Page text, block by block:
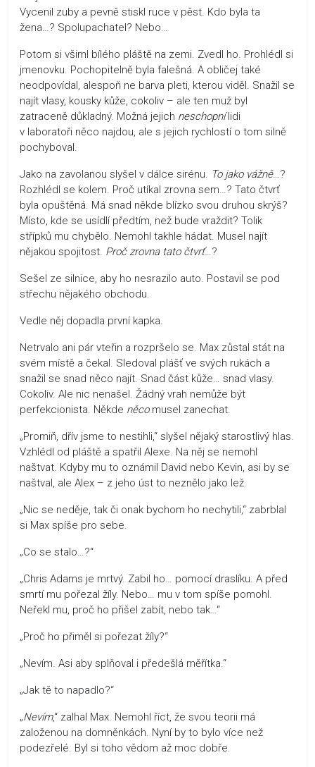
Vycenil zuby a pevně stiskl ruce v pěst. Kdo byla ta
žena…? Spolupachatel? Nebo…
Potom si všiml bílého pláště na zemi. Zvedl ho. Prohlédl si
jmenovku. Pochopitelně byla falešná. A obličej také
neodpovídal, alespoň ne barva pleti, kterou viděl. Snažil se
najít vlasy, kousky kůže, cokoliv – ale ten muž byl
zatraceně důkladný. Možná jejich neschopnílidi
v laboratoři něco najdou, ale s jejich rychlostí o tom silně
pochyboval.
Jako na zavolanou slyšel v dálce sirénu. To jako vážně…?
Rozhlédl se kolem. Proč utíkal zrovna sem…? Tato čtvrť
byla opuštěná. Má snad někde blízko svou druhou skrýš?
Místo, kde se usídlí předtím, než bude vraždit? Tolik
střípků mu chybělo. Nemohl takhle hádat. Musel najít
nějakou spojitost. Proč zrovna tato čtvrť…?
Sešel ze silnice, aby ho nesrazilo auto. Postavil se pod
střechu nějakého obchodu.
Vedle něj dopadla první kapka.
Netrvalo ani pár vteřin a rozpršelo se. Max zůstal stát na
svém místě a čekal. Sledoval plášť ve svých rukách a
snažil se snad něco najít. Snad část kůže… snad vlasy.
Cokoliv. Ale nic nenašel. Žádný vrah nemůže být
perfekcionista. Někde něcomusel zanechat.
„Promiň, dřív jsme to nestihli,“ slyšel nějaký starostlivý hlas.
Vzhlédl od pláště a spatřil Alexe. Na něj se nemohl
naštvat. Kdyby mu to oznámil David nebo Kevin, asi by se
naštval, ale Alex – z jeho úst to neznělo jako lež.
„Nic se neděje, tak či onak bychom ho nechytili,“ zabrblal
si Max spíše pro sebe.
„Co se stalo…?“
„Chris Adams je mrtvý. Zabil ho… pomocí draslíku. A před
smrtí mu pořezal žíly. Nebo… mu v tom spíše pomohl.
Neřekl mu, proč ho přišel zabít, nebo tak…“
„Proč ho přiměl si pořezat žíly?“
„Nevím. Asi aby splňoval i předešlá měřítka.“
„Jak tě to napadlo?“
„Nevím,“ zalhal Max. Nemohl říct, že svou teorii má
založenou na domněnkách. Nyní by to bylo více než
podezřelé. Byl si toho vědom až moc dobře.